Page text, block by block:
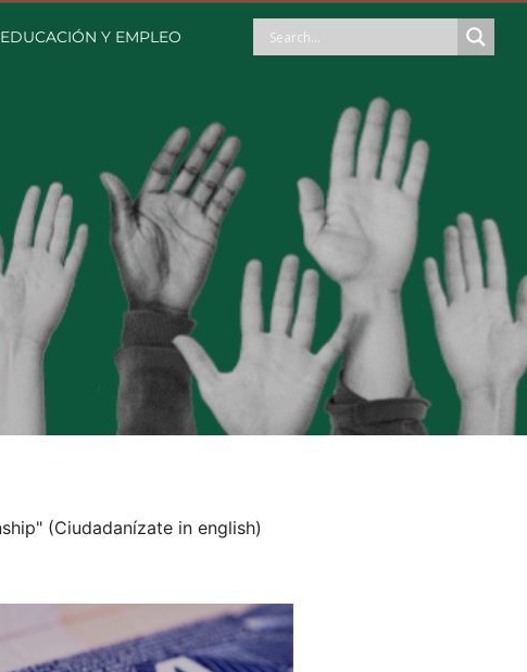
EDUCACIÓN Y EMPLEO
(Ciudadanízate in english)